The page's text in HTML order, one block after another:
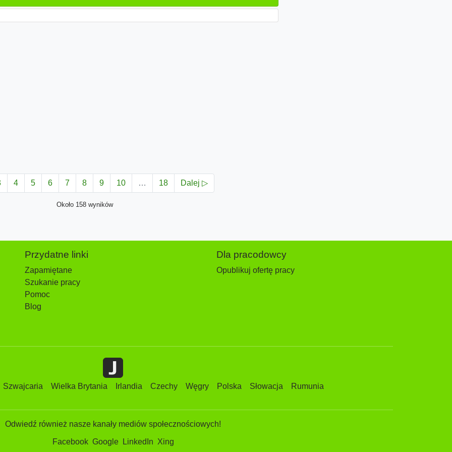
4 5 6 7 8 9 10 … 18 Dalej ▷
Około 158 wyników
Przydatne linki
Zapamiętane
Szukanie pracy
Pomoc
Blog
Dla pracodowcy
Opublikuj ofertę pracy
Szwajcaria Wielka Brytania Irlandia Czechy Węgry Polska Słowacja Rumunia
Odwiedź również nasze kanały mediów społecznościowych!
Facebook Google LinkedIn Xing